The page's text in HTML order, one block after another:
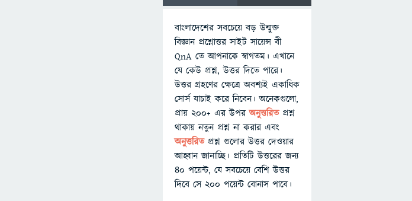
বাংলাদেশের সবচেয়ে বড় উন্মুক্ত
বিজ্ঞান প্রশ্নোত্তর সাইট সায়েন্স বী
QnA তে আপনাকে স্বাগতম। এখানে
যে কেউ প্রশ্ন, উত্তর দিতে পারে।
উত্তর গ্রহণের ক্ষেত্রে অবশ্যই একাধিক
সোর্স যাচাই করে নিবেন। অনেকগুলো,
প্রায় ২০০+ এর উপরঅনুত্তরিতপ্রশ্ন
থাকায় নতুন প্রশ্ন না করার এবং
অনুত্তরিত প্রশ্ন গুলোর উত্তর দেওয়ার
আহ্বান জানাচ্ছি। প্রতিটি উত্তরের জন্য
৪০ পয়েন্ট, যে সবচেয়ে বেশি উত্তর
দিবে সে ২০০ পয়েন্ট বোনাস পাবে।